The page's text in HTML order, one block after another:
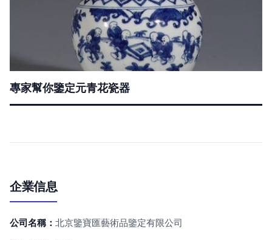
專家幫你鑒定元青花瓷器
企業信息
公司名稱： 北京鑒寶匯藝術品鑒定有限公司